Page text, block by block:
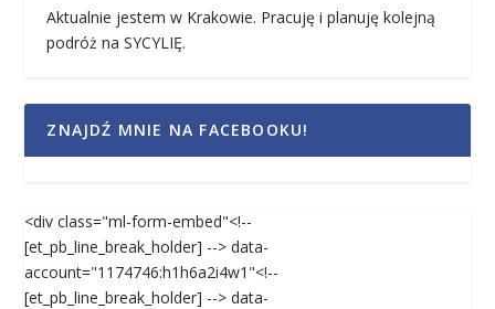
Aktualnie jestem w Krakowie. Pracuję i planuję kolejną
podróż na SYCYLIĘ.
ZNAJDŹ MNIE NA FACEBOOKU!
<div class="ml-form-embed"<!--
[et_pb_line_break_holder] --> data-
account="1174746:h1h6a2i4w1"<!--
[et_pb_line_break_holder] --> data-